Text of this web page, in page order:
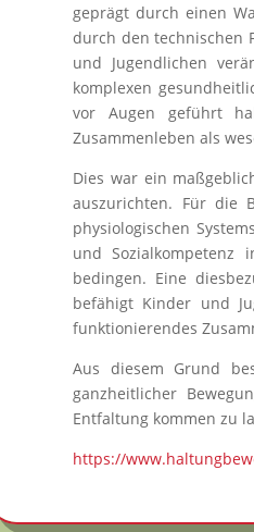
geprägt durch einen
durch den technischen
und Jugendlichen
komplexen
vor Augen geführt
Zusammenleben als
Dies war ein
auszurichten. Für die
physiologischen
und Sozialkompetenz
bedingen. Eine
befähigt Kinder und
funktionierendes
Aus diesem Grund
ganzheitlicher
Entfaltung kommen zu
https://